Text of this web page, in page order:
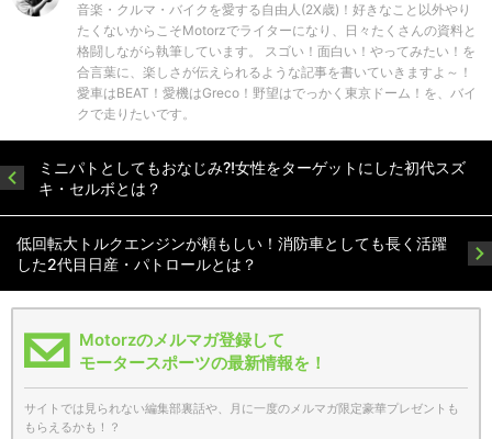
音楽・クルマ・バイクを愛する自由人(2X歳)！好きなこと以外やり
たくないからこそMotorzでライターになり、日々たくさんの資料と
格闘しながら執筆しています。 スゴい！面白い！やってみたい！を
合言葉に、楽しさが伝えられるような記事を書いていきますよ～！
愛車はBEAT！愛機はGreco！野望はでっかく東京ドーム！を、バイ
クで走りたいです。
ミニパトとしてもおなじみ?!女性をターゲットにした初代スズ
キ・セルボとは？
低回転大トルクエンジンが頼もしい！消防車としても長く活躍
した2代目日産・パトロールとは？
Motorzのメルマガ登録して
モータースポーツの最新情報を！
サイトでは見られない編集部裏話や、月に一度のメルマガ限定豪華プレゼントも
もらえるかも！？